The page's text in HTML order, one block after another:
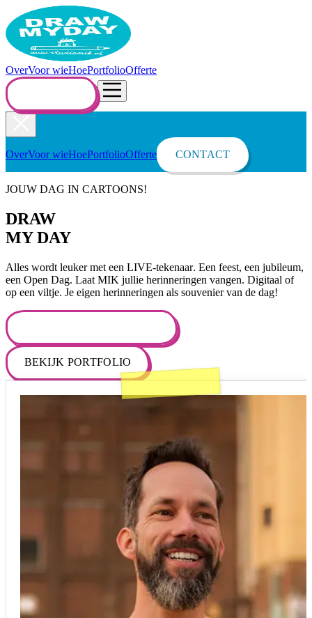
OverVoor wieHoePortfolioOfferte
OverVoor wieHoePortfolioOfferte CONTACT
JOUW DAG IN CARTOONS!
DRAW
MY DAY
Alles wordt leuker met een LIVE-tekenaar. Een feest, een jubileum,
een Open Dag. Laat MIK jullie herinneringen vangen. Digitaal of
op een viltje. Je eigen herinneringen als souvenier van de dag!
BEKIJK PORTFOLIO